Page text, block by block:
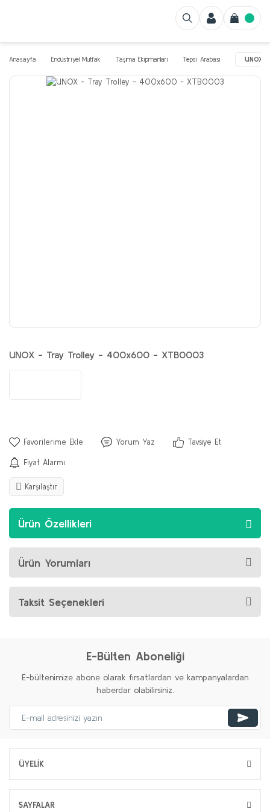
Anasayfa Endüstriyel Mutfak Taşıma Ekipmanları Tepsi Arabası UNOX
UNOX - Tray Trolley - 400x600 - XTB0003
Yorum Yaz Tavsiye Et
Fiyat Alarmı
Karşılaştır
Ürün Özellikleri
Ürün Yorumları
Taksit Seçenekleri
E-Bülten Aboneliği
E-bültenimize abone olarak fırsatlardan ve kampanyalardan
haberdar olabilirsiniz.
ÜYELİK
SAYFALAR